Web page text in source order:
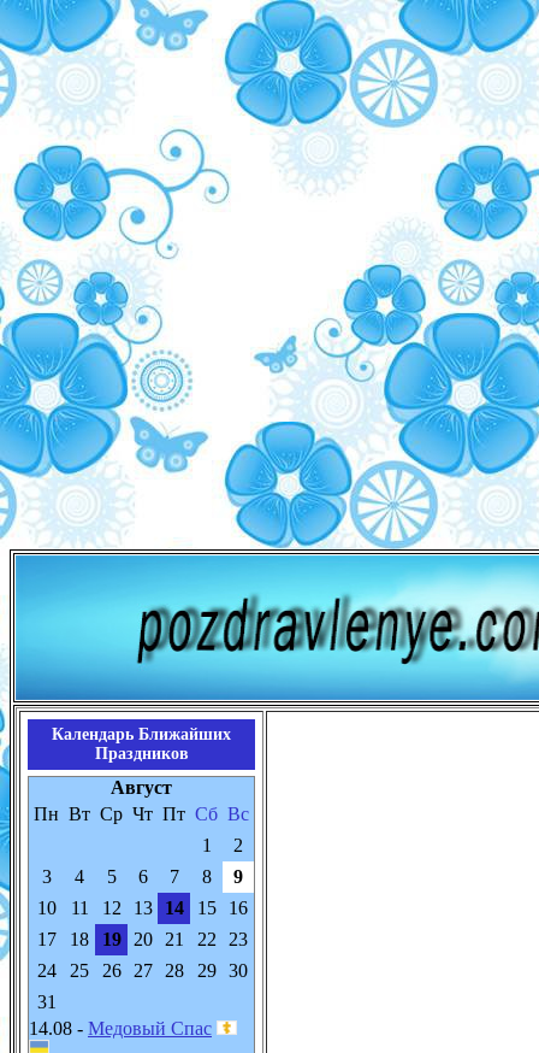
Календарь Ближайших
Праздников
Август
Пн Вт Ср Чт Пт Сб Вс
1
2
3
4 5 6 7 8
9
10
11 12 13 14 15
16
17
18 19 20 21 22
23
24
25 26 27 28 29
30
31
14.08 - Медовый Спас